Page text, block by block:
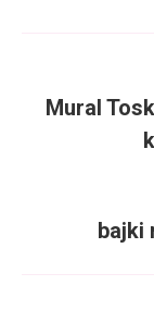
Mural
bajki